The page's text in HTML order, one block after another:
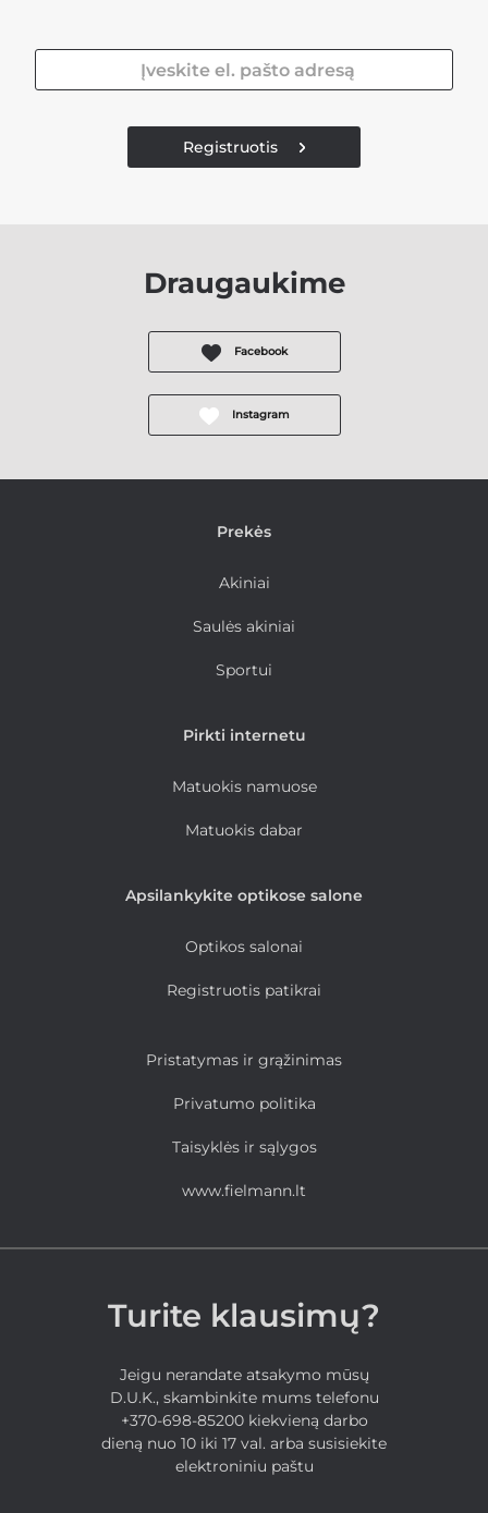
Registruotis
Draugaukime
Facebook
Instagram
Prekės
Akiniai
Saulės akiniai
Sportui
Pirkti internetu
Matuokis namuose
Matuokis dabar
Apsilankykite optikose salone
Optikos salonai
Registruotis patikrai
Pristatymas ir grąžinimas
Privatumo politika
Taisyklės ir sąlygos
www.fielmann.lt
Turite klausimų?
Jeigu nerandate atsakymo mūsų
D.U.K., skambinkite mums telefonu
+370-698-85200 kiekvieną darbo
dieną nuo 10 iki 17 val. arba susisiekite
elektroniniu paštu